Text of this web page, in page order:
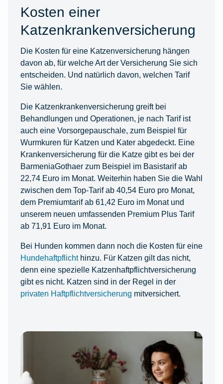
Kosten einer
Katzenkrankenversicherung
Die Kosten für eine Katzenversicherung hängen
davon ab, für welche Art der Versicherung Sie sich
entscheiden. Und natürlich davon, welchen Tarif
Sie wählen.
Die Katzenkrankenversicherung greift bei
Behandlungen und Operationen, je nach Tarif ist
auch eine Vorsorgepauschale, zum Beispiel für
Wurmkuren für Katzen und Kater abgedeckt. Eine
Krankenversicherung für die Katze gibt es bei der
BarmeniaGothaer zum Beispiel im Basistarif ab
22,74 Euro im Monat. Weiterhin haben Sie die Wahl
zwischen dem Top-Tarif ab 40,54 Euro pro Monat,
dem Premiumtarif ab 61,42 Euro im Monat und
unserem neuen umfassenden Premium Plus Tarif
ab 71,91 Euro im Monat.
Bei Hunden kommen dann noch die Kosten für eine
Hundehaftpflichthinzu. Für Katzen gilt das nicht,
denn eine spezielle Katzenhaftpflichtversicherung
gibt es nicht. Katzen sind in der Regel in der
privaten Haftpflichtversicherung mitversichert.